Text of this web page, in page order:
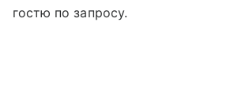
гостю по запросу.